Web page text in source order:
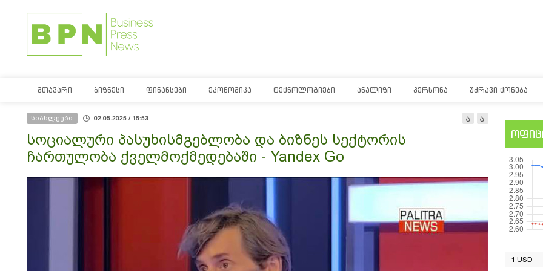
ᲛᲗᲐᲕᲐᲠᲘ ᲑᲘᲖᲜᲔᲡᲘ ᲤᲘᲜᲐᲜᲡᲔᲑᲘ ᲔᲙᲝᲜᲝᲛᲘᲙᲐ ᲢᲔᲥᲜᲝᲚᲝᲒᲘᲔᲑᲘ ᲐᲜᲐᲚᲘᲖᲘ ᲞᲔᲠᲡᲝᲜᲐ ᲣᲫᲠᲐᲕᲘ ᲥᲝᲜᲔᲑᲐ
სიახლეები 02.05.2025 / 16:53
სოციალური პასუხისმგებლობა და ბიზნეს სექტორის
ჩართულობა ქველმოქმედებაში - Yandex Go
1 USD